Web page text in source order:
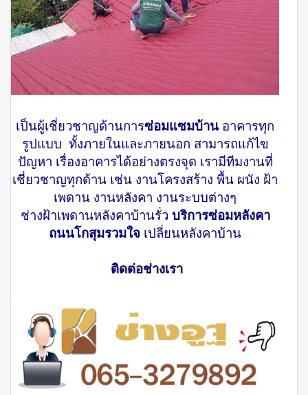
เป็นผู้เชี่ยวชาญด้านการซ่อมแซมบ้าน อาคารทุก
รูปแบบ ทั้งภายในและภายนอก สามารถแก้ไข
ปัญหา เรื่องอาคารได้อย่างตรงจุด เรามีทีมงานที่
เชี่ยวชาญทุกด้าน เช่น งานโครงสร้าง พื้น ผนัง ฝ้า
เพดาน งานหลังคา งานระบบต่างๆ
ช่างฝ้าเพดานหลังคาบ้านรั่ว บริการซ่อมหลังคา
ถนนโกสุมรวมใจ เปลี่ยนหลังคาบ้าน
ติดต่อช่างเรา